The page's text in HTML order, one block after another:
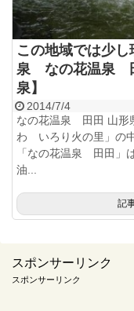
この地域では少
泉 なの花温泉
泉】
2014/7/4
なの花温泉 田田 山形
わ いろり火の里」の
「なの花温泉 田田」
油...
記
スポンサーリンク
スポンサーリンク